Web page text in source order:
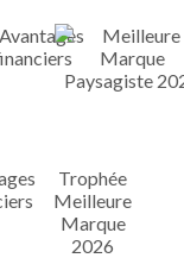
Trophée
Meilleure
Marque
2026